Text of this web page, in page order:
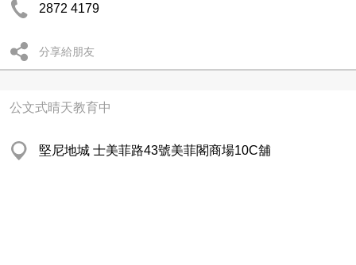
2872 4179
分享給朋友
公文式晴天教育中
堅尼地城 士美菲路43號美菲閣商場10C舖